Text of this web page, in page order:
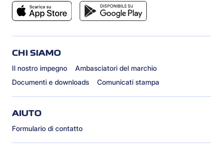
CHI SIAMO
Il nostro impegno
Ambasciatori del marchio
Documenti e downloads
Comunicati stampa
AIUTO
Formulario di contatto